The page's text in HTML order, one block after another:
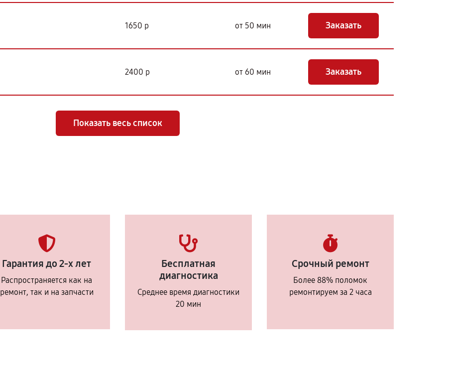
1650 р от 50 мин Заказать
2400 р от 60 мин Заказать
Показать весь список
Гарантия до 2-х лет
Распространяется как на
ремонт, так и на запчасти
Бесплатная
диагностика
Среднее время диагностики
20 мин
Срочный ремонт
Более 88% поломок
ремонтируем за 2 часа